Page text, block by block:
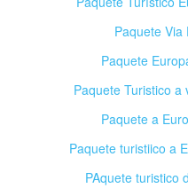
Paquete Via
Paquete
Paquete Turistico a
Paquete a
Paquete turistiico a
PAquete turistico